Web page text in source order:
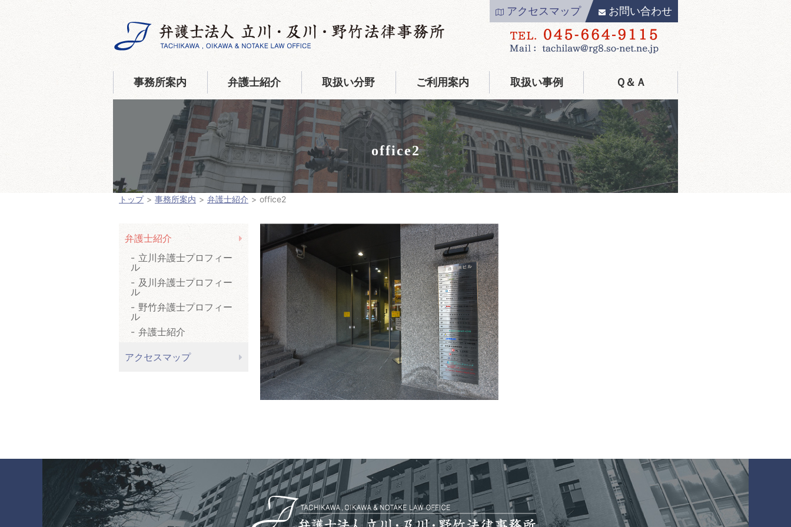
アクセスマップ お問い合わせ
事務所案内 弁護士紹介 取扱い分野 ご利用案内 取扱い事例 Ｑ＆Ａ
office2
トップ 事務所案内 弁護士紹介 office2
弁護士紹介
立川弁護士プロフィー
ル
及川弁護士プロフィー
ル
野竹弁護士プロフィー
ル
弁護士紹介
アクセスマップ